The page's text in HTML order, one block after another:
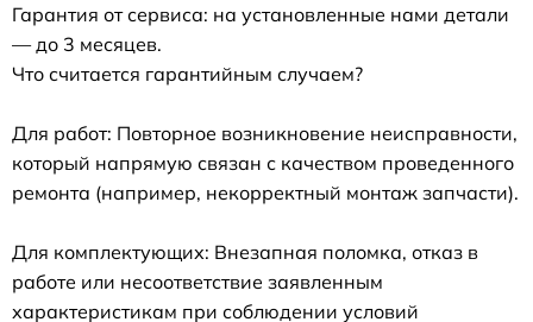
Гарантия от сервиса: на установленные нами детали
— до 3 месяцев.
Что считается гарантийным случаем?
Для работ: Повторное возникновение неисправности,
который напрямую связан с качеством проведенного
ремонта (например, некорректный монтаж запчасти).
Для комплектующих: Внезапная поломка, отказ в
работе или несоответствие заявленным
характеристикам при соблюдении условий